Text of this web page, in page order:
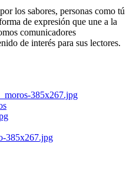
los sabores, personas como tú
de expresión que une a la
comunicadores
de interés para sus lectores.